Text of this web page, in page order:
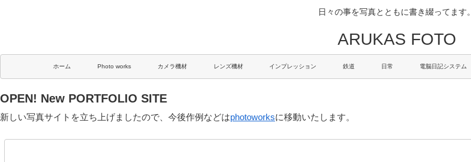
日々の事を写真とともに書き綴ってます。
ARUKAS FOTO
ホーム Photo works カメラ機材 レンズ機材 インプレッション 鉄道 日常 電脳日記システム
OPEN! New PORTFOLIO SITE
新しい写真サイトを立ち上げましたので、今後作例などはphotoworksに移動いたします。